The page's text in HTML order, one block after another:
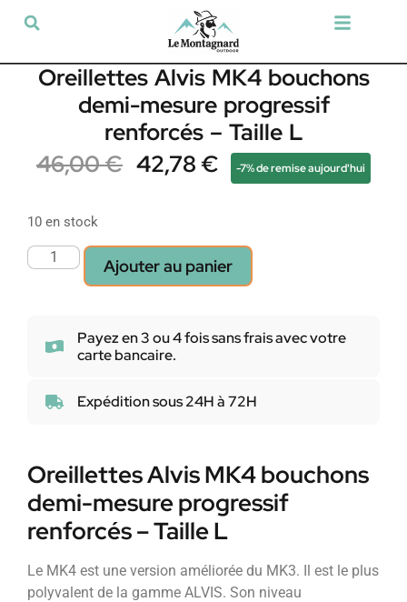
Oreillettes Alvis MK4 bouchons
demi-mesure progressif
renforcés – Taille L
46,00€ 42,78€ -7% de remise aujourd'hui
10 en stock
Ajouter au panier
Payez en 3 ou 4 fois sans frais avec votre
carte bancaire.
Expédition sous 24H à 72H
Oreillettes Alvis MK4 bouchons
demi-mesure progressif
renforcés – Taille L
Le MK4 est une version améliorée du MK3. Il est le plus
polyvalent de la gamme ALVIS. Son niveau